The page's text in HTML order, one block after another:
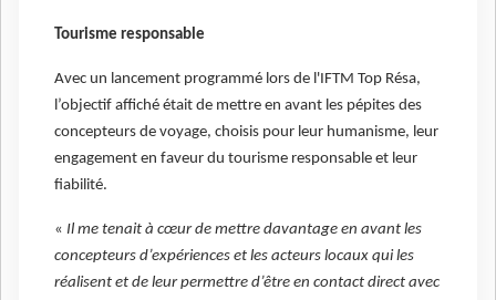
Tourisme responsable
Avec un lancement programmé lors de l'IFTM Top Résa,
l’objectif affiché était de mettre en avant les pépites des
concepteurs de voyage, choisis pour leur humanisme, leur
engagement en faveur du tourisme responsable et leur
fiabilité.
« Il me tenait à cœur de mettre davantage en avant les
concepteurs d’expériences et les acteurs locaux qui les
réalisent et de leur permettre d’être en contact direct avec